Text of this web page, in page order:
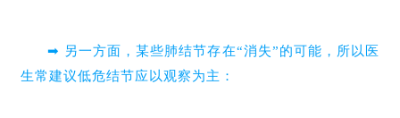
➡ 另一方面，某些肺结节存在“消失”的可能，所以医
生常建议低危结节应以观察为主：